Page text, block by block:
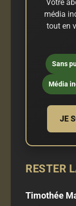
Votre
média
tout en
Sans
Média
JE
RESTER
Timothée